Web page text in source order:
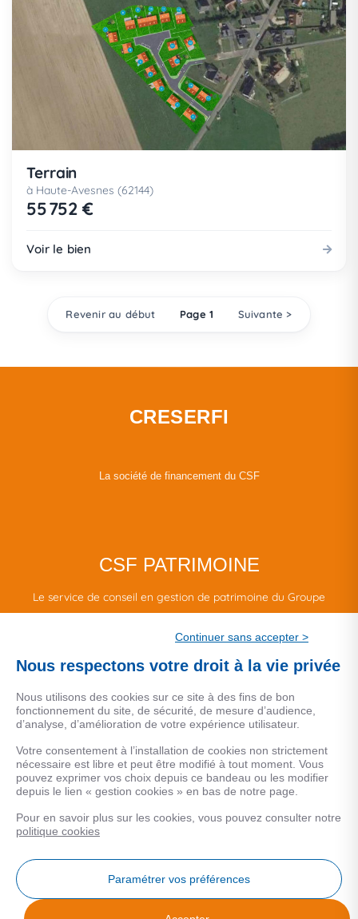
Terrain
à Haute-Avesnes (62144)
55 752 €
Voir le bien
Revenir au début Page 1 Suivante >
CRESERFI
La société de financement du CSF
CSF PATRIMOINE
Le service de conseil en gestion de patrimoine du Groupe
MENTIONS LEGALES
Données personnelles
COOKIES
Continuer sans accepter >
Nous respectons votre droit à la vie privée
Nous utilisons des cookies sur ce site à des fins de bon
fonctionnement du site, de sécurité, de mesure d’audience,
d’analyse, d’amélioration de votre expérience utilisateur.
Votre consentement à l’installation de cookies non strictement
nécessaire est libre et peut être modifié à tout moment. Vous
pouvez exprimer vos choix depuis ce bandeau ou les modifier
depuis le lien « gestion cookies » en bas de notre page.
Pour en savoir plus sur les cookies, vous pouvez consulter notre
politique cookies
Paramétrer vos préférences